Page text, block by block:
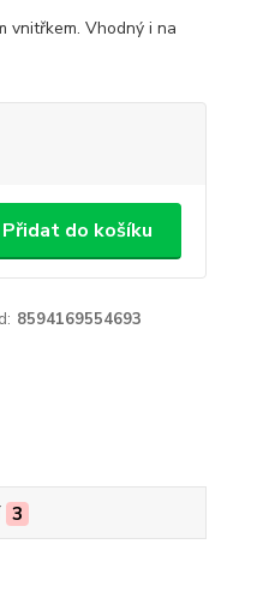
vnitřkem. Vhodný i na
Přidat do košíku
8594169554693
3